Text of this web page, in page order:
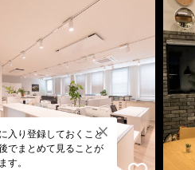
入り登録しておくこと
でまとめて見ることが
す。